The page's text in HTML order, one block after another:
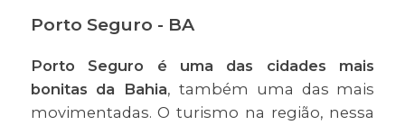
Porto Seguro - BA
Porto Seguro é uma das cidades mais
bonitas da Bahia, também uma das mais
movimentadas. O turismo na região, nessa